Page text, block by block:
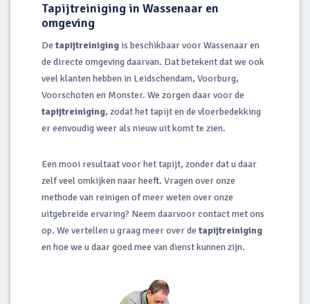
Tapijtreiniging in Wassenaar en
omgeving
Detapijtreiniging is beschikbaar voor Wassenaar en
de directe omgeving daarvan. Dat betekent dat we ook
veel klanten hebben in Leidschendam, Voorburg,
Voorschoten en Monster. We zorgen daar voor de
tapijtreiniging, zodat het tapijt en de vloerbedekking
er eenvoudig weer als nieuw uit komt te zien.
Een mooi resultaat voor het tapijt, zonder dat u daar
zelf veel omkijken naar heeft. Vragen over onze
methode van reinigen of meer weten over onze
uitgebreide ervaring? Neem daarvoor contact met ons
op. We vertellen u graag meer over detapijtreiniging
en hoe we u daar goed mee van dienst kunnen zijn.